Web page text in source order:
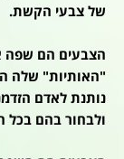
של צבעי הקשת.
הצבעים הם
"האותיות" שלה
נותנת לאדם
ולבחור בהם בכל